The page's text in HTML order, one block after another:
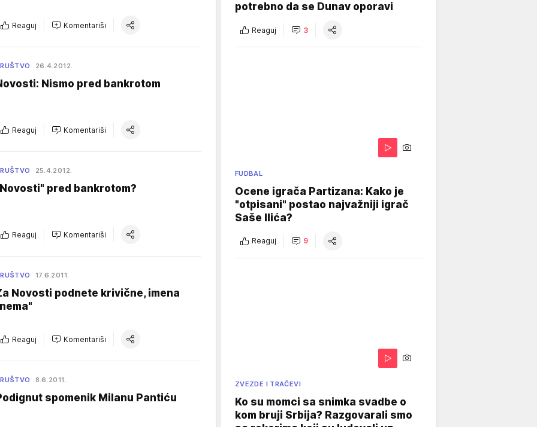
Reaguj Komentariši
26.4.2012.
Nismo pred bankrotom
Reaguj Komentariši
25.4.2012.
pred bankrotom?
Reaguj Komentariši
17.6.2011.
Novosti podnete krivične, imena
Reaguj Komentariši
8.6.2011.
spomenik Milanu Pantiću
potrebno da se Dunav oporavi
Reaguj 3
FUDBAL
Ocene igrača Partizana: Kako je
"otpisani" postao najvažniji igrač
Saše Ilića?
Reaguj 9
ZVEZDE I TRAČEVI
Ko su momci sa snimka svadbe o
kom bruji Srbija? Razgovarali smo